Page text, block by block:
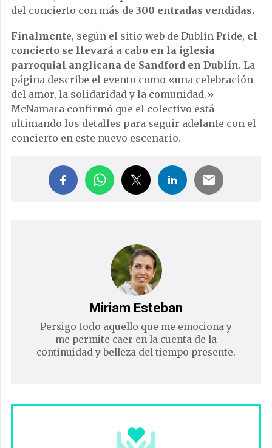
del concierto con más de 300 entradas vendidas.
Finalmente, según el sitio web de Dublin Pride, el
concierto se llevará a cabo en la iglesia
parroquial anglicana de Sandford en Dublín. La
página describe el evento como «una celebración
del amor, la solidaridad y la comunidad.»
McNamara confirmó que el colectivo está
ultimando los detalles para seguir adelante con el
concierto en este nuevo escenario.
Miriam Esteban
Persigo todo aquello que me emociona y
me permite caer en la cuenta de la
continuidad y belleza del tiempo presente.